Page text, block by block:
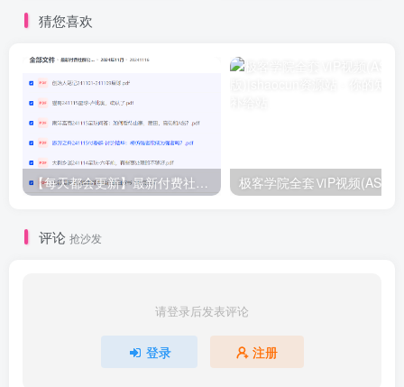
猜您喜欢
【每天都会更新】最新付费社群公众号文章 极客学院全套ⅥP视频(AS版)
评论 抢沙发
请登录后发表评论
登录 注册